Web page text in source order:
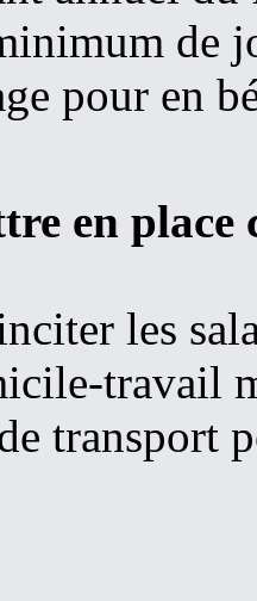
de
pour en
en
les
travail
transport